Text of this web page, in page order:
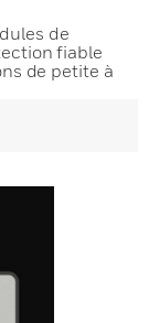
de
fiable
de petite à